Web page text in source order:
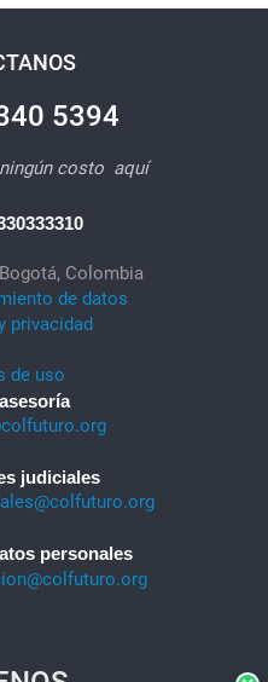
5394
costo aquí
Colombia
de datos
privacidad
de uso
judiciales
personales